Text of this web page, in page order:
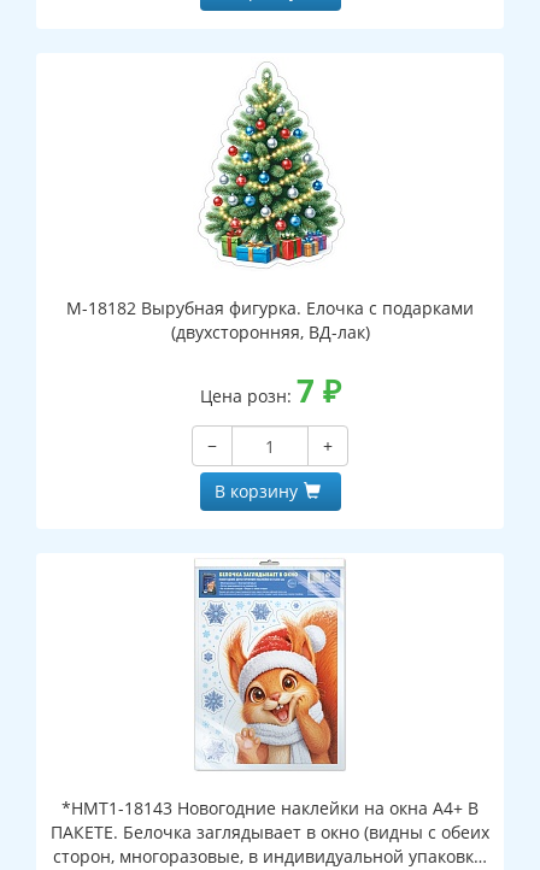
М-18182 Вырубная фигурка. Елочка с подарками
(двухсторонняя, ВД-лак)
Цена розн: 7 ₽
−
+
В корзину
*НМТ1-18143 Новогодние наклейки на окна А4+ В
ПАКЕТЕ. Белочка заглядывает в окно (видны с обеих
сторон, многоразовые, в индивидуальной упаковке,